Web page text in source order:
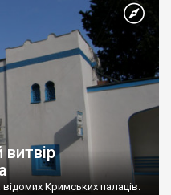
Кримських палаців.